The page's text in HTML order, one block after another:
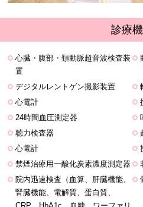
診療
心臓・腹部・頚動脈超音波検査装
置
デジタルレントゲン撮影装置
心電計
24時間血圧測定器
聴力検査器
心電計
禁煙治療用一酸化炭素濃度測定器
院内迅速検査（血算、肝臓機能、
腎臓機能、電解質、蛋白質、